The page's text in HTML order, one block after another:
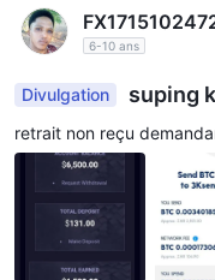
6-10 ans
Divulgation suping
retrait non reçu